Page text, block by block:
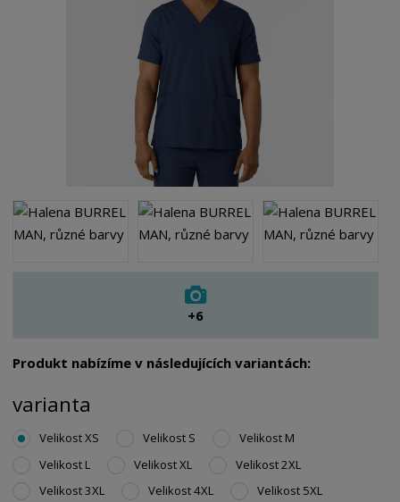
+6
Produkt nabízíme v následujících variantách:
varianta
Velikost XS Velikost S
Velikost M
Velikost L
Velikost XL
Velikost 2XL
Velikost 3XL
Velikost 4XL Velikost 5XL